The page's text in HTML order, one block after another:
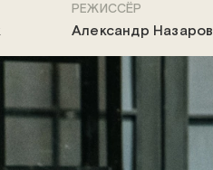
РЕЖИССЁР
Александр Назаров